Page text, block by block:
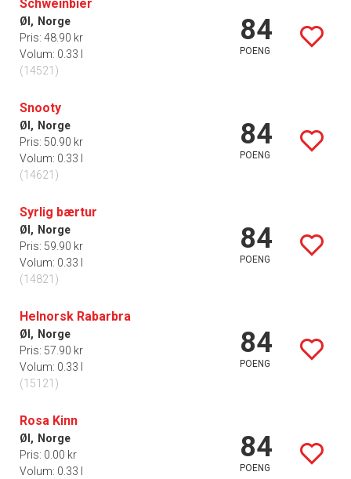
Schweinbier
Øl, Norge
Pris: 48.90 kr
Volum: 0.33 l
(14521)
84
POENG
Snooty
Øl, Norge
Pris: 50.90 kr
Volum: 0.33 l
(14621)
84
POENG
Syrlig bærtur
Øl, Norge
Pris: 59.90 kr
Volum: 0.33 l
(14821)
84
POENG
Helnorsk Rabarbra
Øl, Norge
Pris: 57.90 kr
Volum: 0.33 l
(15121)
84
POENG
Rosa Kinn
Øl, Norge
Pris: 0.00 kr
Volum: 0.33 l
84
POENG